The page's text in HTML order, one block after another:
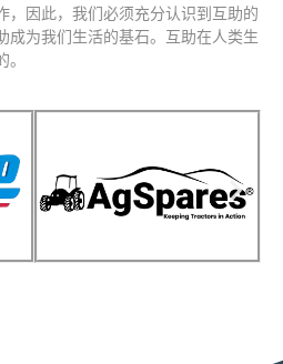
，因此，我们必须充分认识到互助的
成为我们生活的基石。互助在人类生